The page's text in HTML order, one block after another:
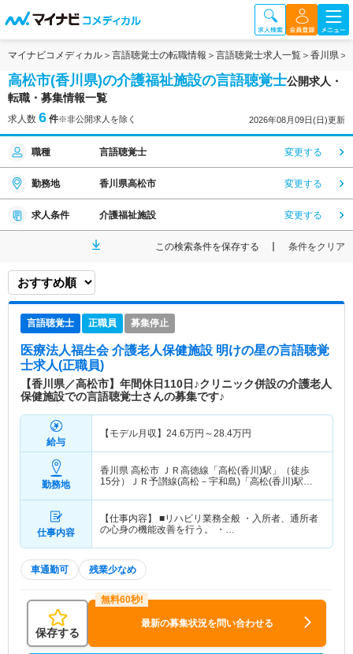
マイナビコメディカル 言語聴覚士の転職情報 言語聴覚士求人一覧 香川県
高松市(香川県)の介護福祉施設の言語聴覚士公開求人・
転職・募集情報一覧
求人数 6 件※非公開求人を除く 2026年08月09日(日)更新
職種 言語聴覚士 変更する
勤務地 香川県高松市 変更する
求人条件 介護福祉施設 変更する
この検索条件を保存する 条件をクリア
言語聴覚士 正職員 募集停止
医療法人福生会 介護老人保健施設 明けの星の言語聴覚
士求人(正職員)
【香川県／高松市】年間休日110日♪クリニック併設の介護老人
保健施設での言語聴覚士さんの募集です♪
給与
【モデル月収】 24.6万円～28.4万円
勤務地
香川県 高松市 ＪＲ高徳線「高松(香川)駅」（徒歩
15分）ＪＲ予讃線(高松－宇和島)「高松(香川)駅」
仕事内容
【仕事内容】 ■リハビリ業務全般 ・入所者、通所者
の心身の機能改善を行う。 ・…
車通勤可 残業少なめ
保存する
最新の募集状況を問い合わせる